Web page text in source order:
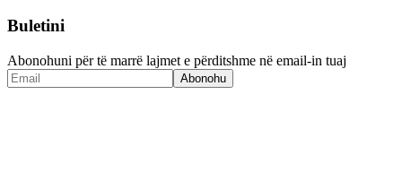
Buletini
Abonohuni për të marrë lajmet e përditshme në email-in tuaj
Abonohu